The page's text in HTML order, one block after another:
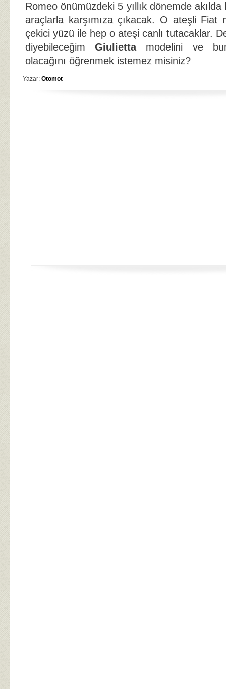
Romeo önümüzdeki 5 yıllık dönemde akılda
araçlarla karşımıza çıkacak. O ateşli Fiat
çekici yüzü ile hep o ateşi canlı tutacaklar.
diyebileceğimGiuliettamodelini ve
olacağını öğrenmek istemez misiniz?
Yazar: Otomot